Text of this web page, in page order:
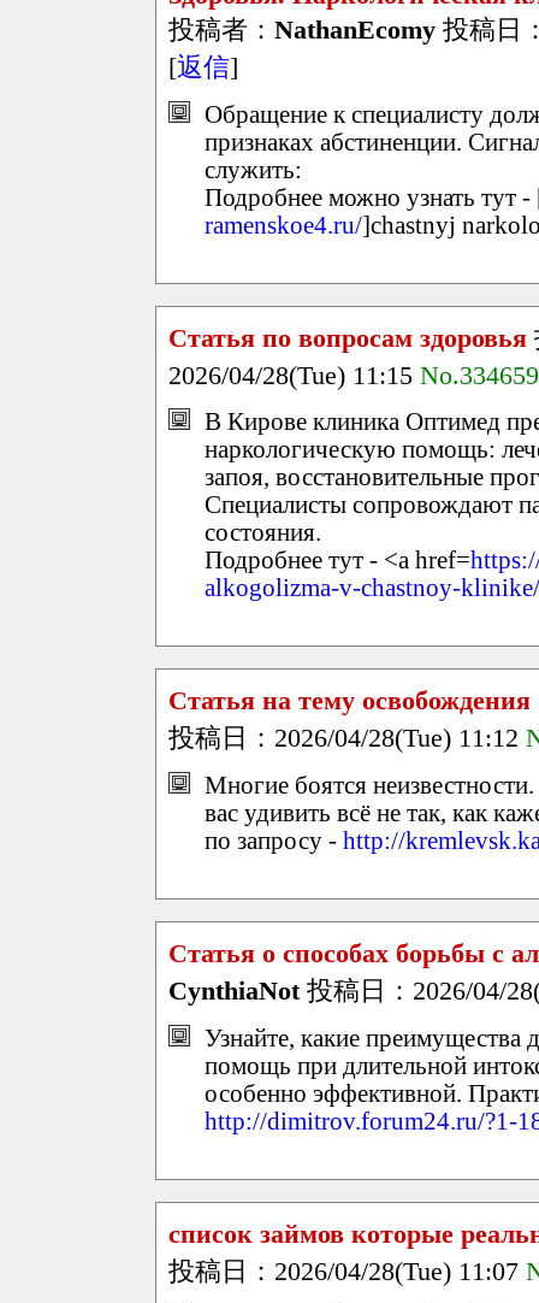
投稿者： NathanEcomy 投稿日
[返信]
Обращение к специалисту
признаках абстиненции.
служить:
Подробнее можно узнать тут
ramenskoe4.ru/]chastnyj
Статья по вопросам здоровья
2026/04/28(Tue) 11:15 No.334659
В Кирове клиника Оптимед
наркологическую помощь:
запоя, восстановительные
Специалисты сопровождают
состояния.
Подробнее тут - <a href=
alkogolizma-v-chastnoy-
Статья на тему освобождения
投稿日：2026/04/28(Tue) 11:12
Многие боятся
вас удивить всё не так, как
по запросу - http://
Статья о способах борьбы с
CynthiaNot投稿日：2026/04/
Узнайте, какие преимущества
помощь при длительной
особенно эффективной.
http://dimitrov.forum24.ru/?1-
список займов которые
投稿日：2026/04/28(Tue) 11:07